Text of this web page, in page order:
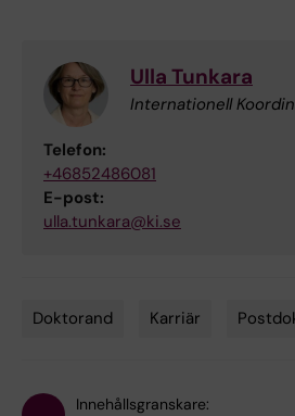
Ulla Tunkara
Internationell
Telefon:
+46852486081
E-post:
ulla.tunkara@ki.se
Doktorand Karriär
Innehållsgranskare: